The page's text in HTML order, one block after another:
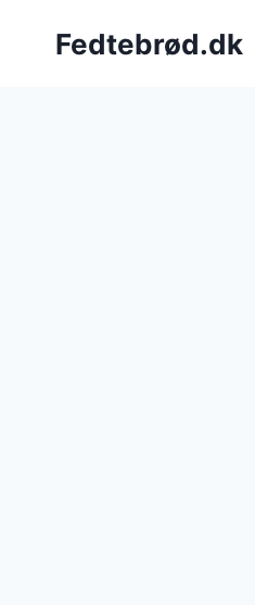
Fedtebrød.dk